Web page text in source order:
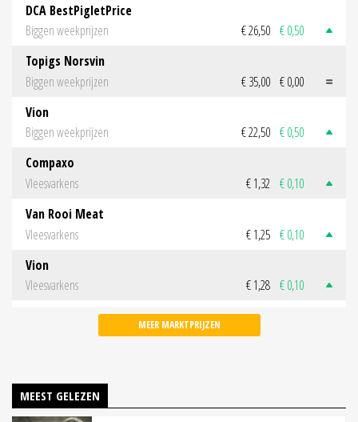
DCA BestPigletPrice
Biggen weekprijzen
€ 26,50 € 0,50
Topigs Norsvin
Biggen weekprijzen
€ 35,00 € 0,00
Vion
Biggen weekprijzen
€ 22,50 € 0,50
Compaxo
Vleesvarkens
€ 1,32 € 0,10
Van Rooi Meat
Vleesvarkens
€ 1,25 € 0,10
Vion
Vleesvarkens
€ 1,28 € 0,10
MEER MARKTPRIJZEN
MEEST GELEZEN